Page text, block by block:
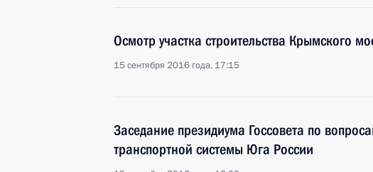
Осмотр участка строительства Крымского
15 сентября 2016 года, 17:15
Заседание президиума Госсовета по
транспортной системы Юга России